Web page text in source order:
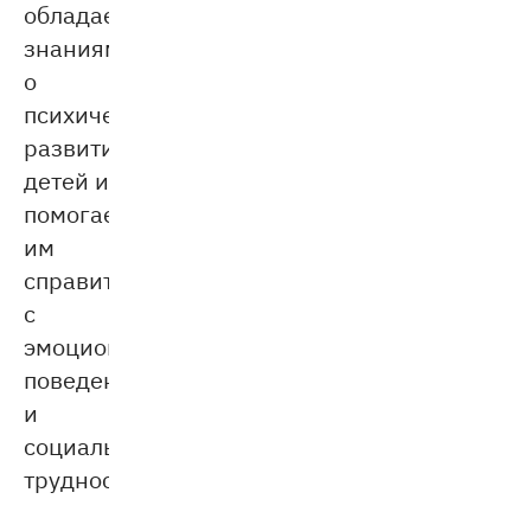
обладает
знаниями
о
психическом
развитии
детей и
помогает
им
справиться
с
эмоциональными,
поведенческими
и
социальными
трудностями.